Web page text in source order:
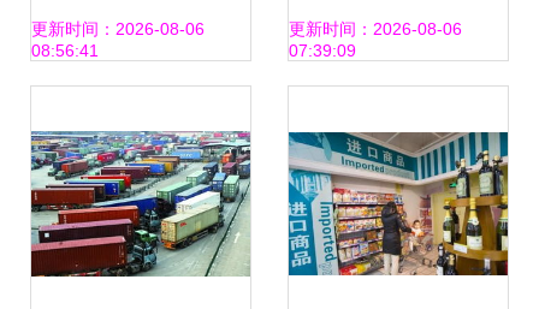
程 | 洞见
更新时间：2026-08-06
08:56:41
措施的现状与反思
更新时间：2026-08-06
07:39:09